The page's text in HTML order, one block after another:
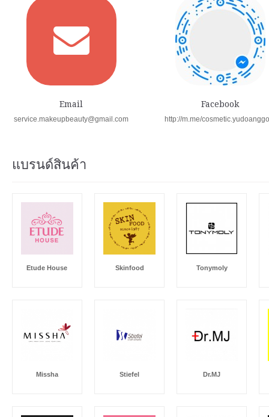
Email
service.makeupbeauty@gmail.com
Facebook
http://m.me/
แบรนด์สินค้า
Etude House Skinfood Tonymoly
Missha Stiefel Dr.MJ